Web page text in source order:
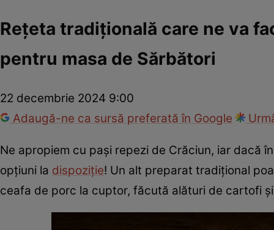
Rețeta tradițională care ne va
pentru masa de Sărbători
22 decembrie 2024 9:00
Adaugă-ne ca sursă preferată în Google
Ne apropiem cu pași repezi de Crăciun, iar dacă
opțiuni la dispoziție! Un alt preparat tradițional
ceafa de porc la cuptor, făcută alături de cartofi